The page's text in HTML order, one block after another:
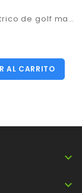
Carro eléctrico de golf marca Prokaddy modelo D3GTX negro con batería de 33amp
AL CARRITO

